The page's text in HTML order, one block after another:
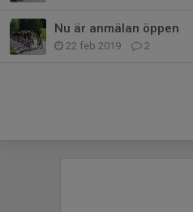
Nu är anmälan öppen
22 feb 2019 2